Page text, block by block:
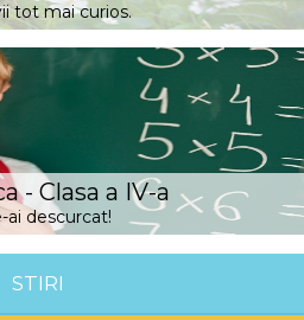
tot mai curios.
- Clasa a IV-a
ai descurcat!
STIRI